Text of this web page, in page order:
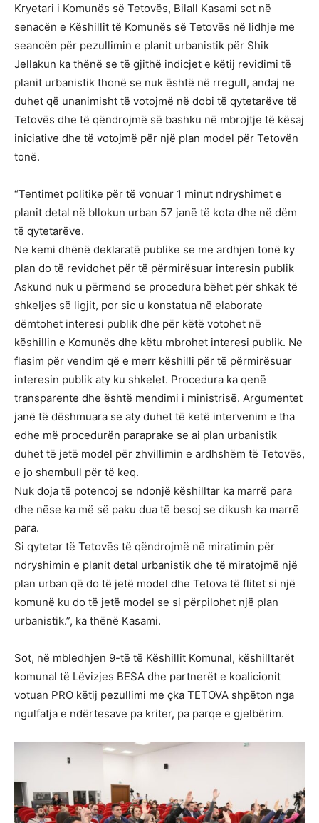
Kryetari i Komunës së Tetovës, Bilall Kasami sot në
senacën e Këshillit të Komunës së Tetovës në lidhje me
seancën për pezullimin e planit urbanistik për Shik
Jellakun ka thënë se të gjithë indicjet e këtij revidimi të
planit urbanistik thonë se nuk është në rregull, andaj ne
duhet që unanimisht të votojmë në dobi të qytetarëve të
Tetovës dhe të qëndrojmë së bashku në mbrojtje të kësaj
iniciative dhe të votojmë për një plan model për Tetovën
tonë.
“Tentimet politike për të vonuar 1 minut ndryshimet e
planit detal në bllokun urban 57 janë të kota dhe në dëm
të qytetarëve.
Ne kemi dhënë deklaratë publike se me ardhjen tonë ky
plan do të revidohet për të përmirësuar interesin publik
Askund nuk u përmend se procedura bëhet për shkak të
shkeljes së ligjit, por sic u konstatua në elaborate
dëmtohet interesi publik dhe për këtë votohet në
këshillin e Komunës dhe këtu mbrohet interesi publik. Ne
flasim për vendim që e merr këshilli për të përmirësuar
interesin publik aty ku shkelet. Procedura ka qenë
transparente dhe është mendimi i ministrisë. Argumentet
janë të dëshmuara se aty duhet të ketë intervenim e tha
edhe më procedurën paraprake se ai plan urbanistik
duhet të jetë model për zhvillimin e ardhshëm të Tetovës,
e jo shembull për të keq.
Nuk doja të potencoj se ndonjë këshilltar ka marrë para
dhe nëse ka më së paku dua të besoj se dikush ka marrë
para.
Si qytetar të Tetovës të qëndrojmë në miratimin për
ndryshimin e planit detal urbanistik dhe të miratojmë një
plan urban që do të jetë model dhe Tetova të flitet si një
komunë ku do të jetë model se si përpilohet një plan
urbanistik.”, ka thënë Kasami.
Sot, në mbledhjen 9-të të Këshillit Komunal, këshilltarët
komunal të Lëvizjes BESA dhe partnerët e koalicionit
votuan PRO këtij pezullimi me çka TETOVA shpëton nga
ngulfatja e ndërtesave pa kriter, pa parqe e gjelbërim.